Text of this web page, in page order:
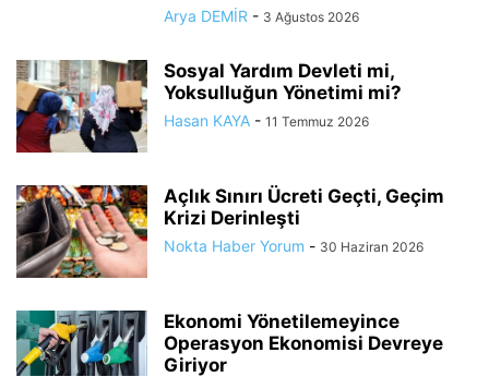
Arya DEMİR - 3 Ağustos 2026
Sosyal Yardım Devleti mi,
Yoksulluğun Yönetimi mi?
Hasan KAYA - 11 Temmuz 2026
Açlık Sınırı Ücreti Geçti, Geçim
Krizi Derinleşti
Nokta Haber Yorum - 30 Haziran 2026
Ekonomi Yönetilemeyince
Operasyon Ekonomisi Devreye
Giriyor